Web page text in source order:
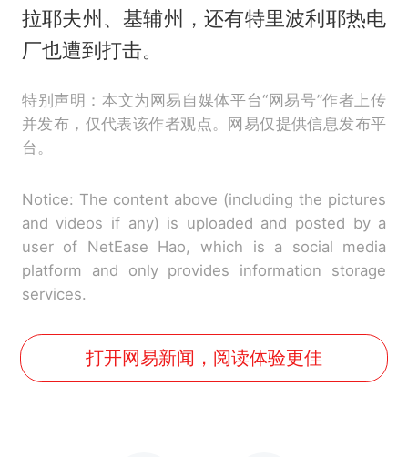
拉耶夫州、基辅州，还有特里波利耶热电
厂也遭到打击。
特别声明：本文为网易自媒体平台“网易号”作者上传
并发布，仅代表该作者观点。网易仅提供信息发布平
台。
Notice: The content above (including the pictures
and videos if any) is uploaded and posted by a
user of NetEase Hao, which is a social media
platform and only provides information storage
services.
打开网易新闻，阅读体验更佳